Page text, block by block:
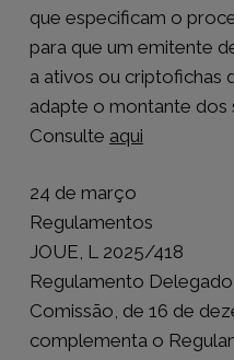
que especificam o
para que um emitente
a ativos ou criptofichas
adapte o montante dos
Consulte aqui
24 de março
Regulamentos
JOUE, L 2025/418
Regulamento
Comissão, de 16 de
complementa o